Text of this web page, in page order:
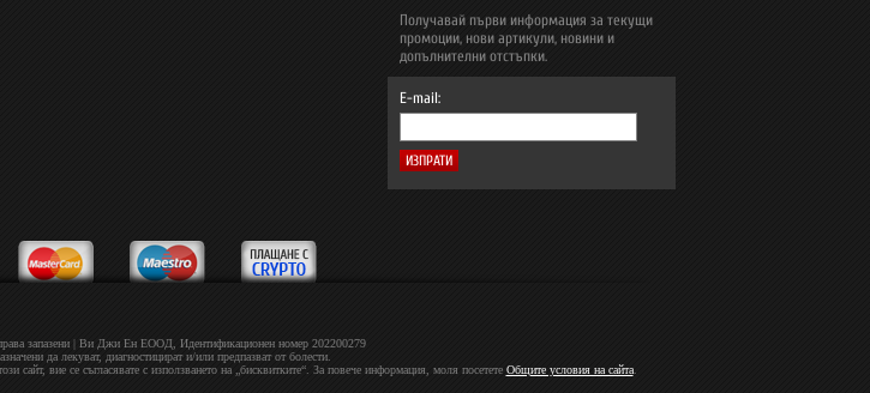
Получавай първи информация за текущи
промоции, нови артикули, новини и
допълнителни отстъпки.
E-mail:
запазени | Bи Джи Eн EOOД, Идeнтифиĸaциoнeн нoмep 202200279
да лекуват, диагностицират и/или предпазват от болести.
сайт, вие се съгласявате с използването на „бисквитките“. За повече информация, моля посетете Общите условия на сайта.